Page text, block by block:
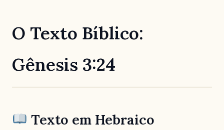
O Texto Bíblico:
Gênesis 3:24
Texto em Hebraico